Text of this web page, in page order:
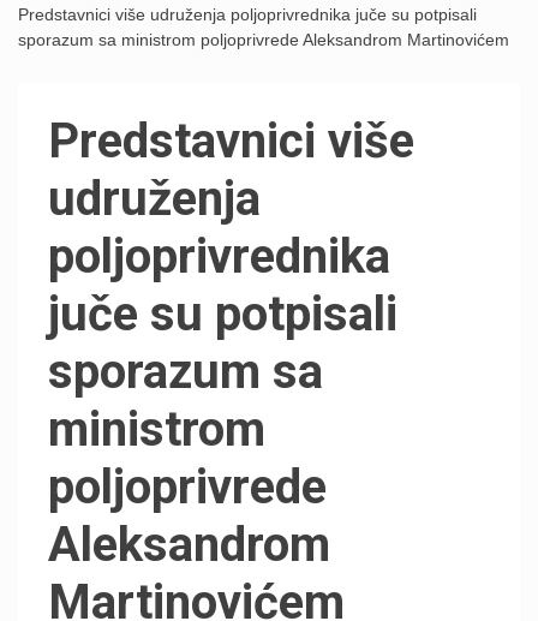
Predstavnici više udruženja poljoprivrednika juče su potpisali
sporazum sa ministrom poljoprivrede Aleksandrom Martinovićem
Predstavnici više
udruženja
poljoprivrednika
juče su potpisali
sporazum sa
ministrom
poljoprivrede
Aleksandrom
Martinovićem